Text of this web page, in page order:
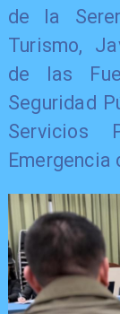
de la
Turismo,
de las
Seguridad
Servicios
Emergencia